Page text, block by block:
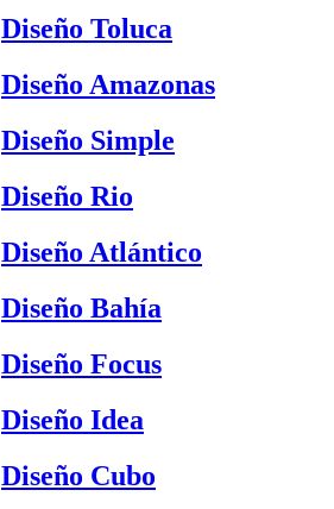
Diseño Toluca
Diseño Amazonas
Diseño Simple
Diseño Rio
Diseño Atlántico
Diseño Bahía
Diseño Focus
Diseño Idea
Diseño Cubo